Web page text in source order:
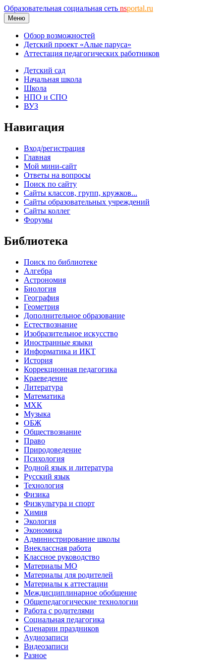
Образовательная социальная сеть nsportal.ru
Меню
Обзор возможностей
Детский проект «Алые паруса»
Аттестация педагогических работников
Детский сад
Начальная школа
Школа
НПО и СПО
ВУЗ
Навигация
Вход/регистрация
Главная
Мой мини-сайт
Ответы на вопросы
Поиск по сайту
Сайты классов, групп, кружков...
Сайты образовательных учреждений
Сайты коллег
Форумы
Библиотека
Поиск по библиотеке
Алгебра
Астрономия
Биология
География
Геометрия
Дополнительное образование
Естествознание
Изобразительное искусство
Иностранные языки
Информатика и ИКТ
История
Коррекционная педагогика
Краеведение
Литература
Математика
МХК
Музыка
ОБЖ
Обществознание
Право
Природоведение
Психология
Родной язык и литература
Русский язык
Технология
Физика
Физкультура и спорт
Химия
Экология
Экономика
Администрирование школы
Внеклассная работа
Классное руководство
Материалы МО
Материалы для родителей
Материалы к аттестации
Междисциплинарное обобщение
Общепедагогические технологии
Работа с родителями
Социальная педагогика
Сценарии праздников
Аудиозаписи
Видеозаписи
Разное